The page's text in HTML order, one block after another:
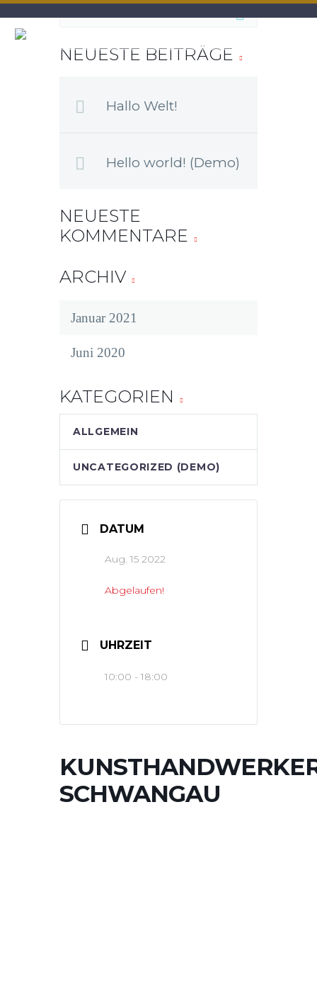
NEUESTE BEITRÄGE
Hallo Welt!
Hello world! (Demo)
NEUESTE
KOMMENTARE
ARCHIV
Januar 2021
Juni 2020
KATEGORIEN
ALLGEMEIN
UNCATEGORIZED (DEMO)
DATUM
Aug. 15 2022
Abgelaufen!
UHRZEIT
10:00 - 18:00
SCHWANGAU